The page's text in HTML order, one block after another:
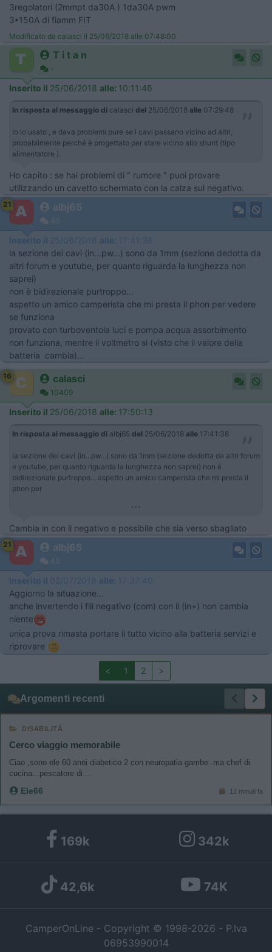
3regolatori (2mmpt da30A ) 1da30A pwm
3*150A di fiamm FIT
Modificato da calasci il 25/06/2018 alle 07:48:00
T i t a n
-
Inserito il 25/06/2018 alle: 10:11:46
In risposta al messaggio di calasci del 25/06/2018 alle 07:29:48
Io lo usato , e dava problemi pure se i cavi passano vicino ad altri,
probabilmente perché è progettato per stare vicino allo shunt (tipo
alimentatore ).
Ho capito : se hai problemi di " rumore " puoi provare
utilizzando un cavetto schermato con la calza sul negativo.
21 albj65
40
Inserito il 25/06/2018 alle: 17:41:38
la sezione dei cavi (in...pw...) sono da 1mm (sezione dedotta da
altri forum e youtube, per quanto riguarda la lunghezza non
saprei)
non è bidirezionale purtroppo...
aspetto un amico camperista che mi presta il phon per vedere
se funziona
provato con turboventola luci e pompa acqua assorbimento
non funziona, mentre il voltmetro si (visto che il valore della
batteria cambia)...
16 calasci
10409
Inserito il 25/06/2018 alle: 17:50:13
In risposta al messaggio di albj65 del 25/06/2018 alle 17:41:38
la sezione dei cavi (in...pw...) sono da 1mm (sezione dedotta da altri forum
e youtube, per quanto riguarda la lunghezza non saprei) non è
bidirezionale purtroppo... aspetto un amico camperista che mi presta il
phon per
...
Cambia in con il negativo e possibile che sia verso sbagliato
21 albj65
40
Inserito il 02/07/2018 alle: 17:37:40
Aggiorno la situazione...
anche invertendo i fili negativo (com) con il (in+) non cambia
niente
unica prova rimasta portare il tutto vicino alla batteria servizi e
riprovare
< 1 2 >
Argomenti recenti
DISABILITÀ
Cerco viaggio memorabile
Ciao ,sono ele 60 anni diabetico 2 con neuropatia gambe..ma chef di
cucina...pescatore di...
Ele66 12 minuti fa
169k 342k
42,6k 74K
CamperOnLine - Copyright © 1998-2026 - P.Iva
06953990014